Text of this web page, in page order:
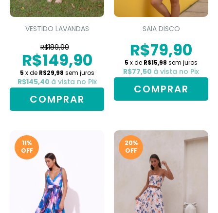
VESTIDO LAVANDAS
R$189,90
R$149,90
5 x de R$29,98 sem juros
R$145,40 à vista no Pix
COMPRAR
SAIA DISCO
R$79,90
5 x de R$15,98 sem juros
R$77,50 à vista no Pix
11%
OFF
20%
OFF